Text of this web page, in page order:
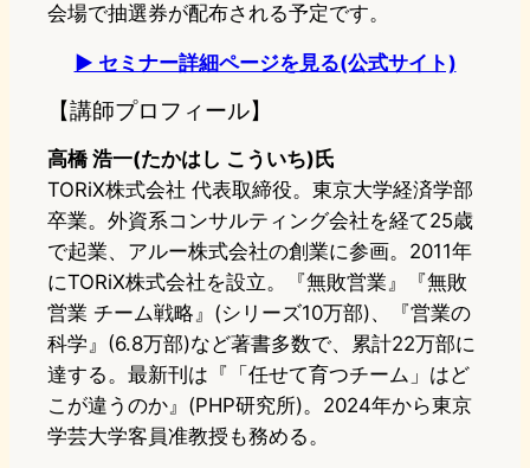
会場で抽選券が配布される予定です。
▶ セミナー詳細ページを見る(公式サイト)
【講師プロフィール】
高橋 浩一(たかはし こういち)氏
TORiX株式会社 代表取締役。東京大学経済学部
卒業。外資系コンサルティング会社を経て25歳
で起業、アルー株式会社の創業に参画。2011年
にTORiX株式会社を設立。『無敗営業』『無敗
営業 チーム戦略』(シリーズ10万部)、『営業の
科学』(6.8万部)など著書多数で、累計22万部に
達する。最新刊は『「任せて育つチーム」はど
こが違うのか』(PHP研究所)。2024年から東京
学芸大学客員准教授も務める。